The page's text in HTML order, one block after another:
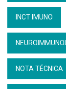
INCT IMUNO
NOTA TÉCNICA